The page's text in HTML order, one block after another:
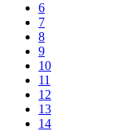
6
7
8
9
10
11
12
13
14